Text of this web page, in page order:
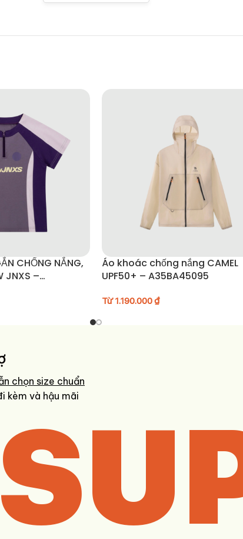
và chính xác nhất.
CHỐNG NẮNG,
JNXS –
Áo khoác chống nắng CAMEL
UPF50+ – A35BA45095
Từ1.190.000₫
chọn size chuẩn
kèm và hậu mãi